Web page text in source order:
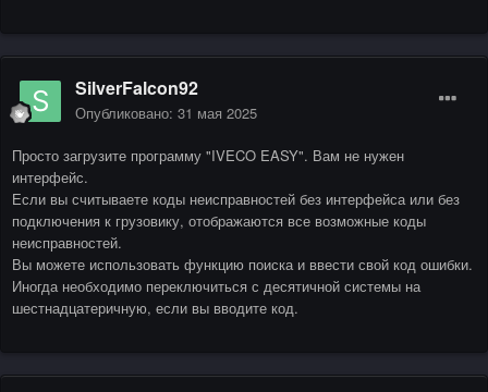
SilverFalcon92
Опубликовано: 31 мая 2025
Просто загрузите программу "IVECO EASY". Вам не нужен
интерфейс.
Если вы считываете коды неисправностей без интерфейса или без
подключения к грузовику, отображаются все возможные коды
неисправностей.
Вы можете использовать функцию поиска и ввести свой код ошибки.
Иногда необходимо переключиться с десятичной системы на
шестнадцатеричную, если вы вводите код.